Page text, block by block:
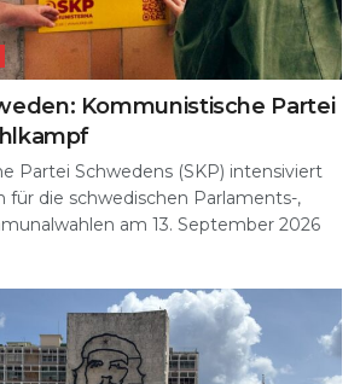
Kommunistische Partei
Partei Schwedens (SKP) intensiviert
für die schwedischen Parlaments-,
am 13. September 2026